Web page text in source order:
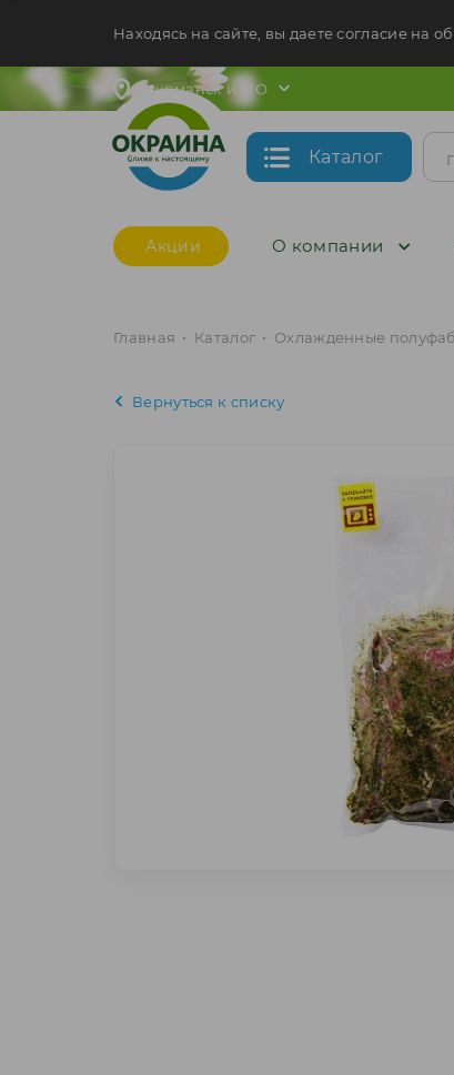
Находясь на сайте, вы даете согласие на
Мурманск и МО
Каталог
Акции О компании
Главная • Каталог • Охлажденные
Вернуться к списку